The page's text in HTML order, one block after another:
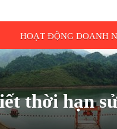
HOẠT ĐỘNG DOANH
thời hạn